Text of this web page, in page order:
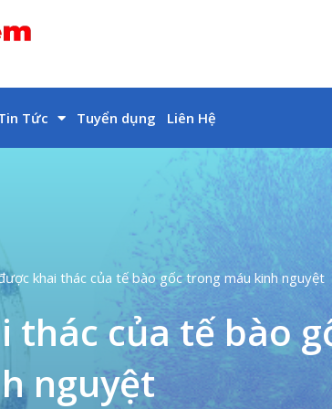
Tức Tuyển dụng Liên Hệ
khai thác của tế bào gốc trong máu kinh nguyệt
của tế bào
nguyệt